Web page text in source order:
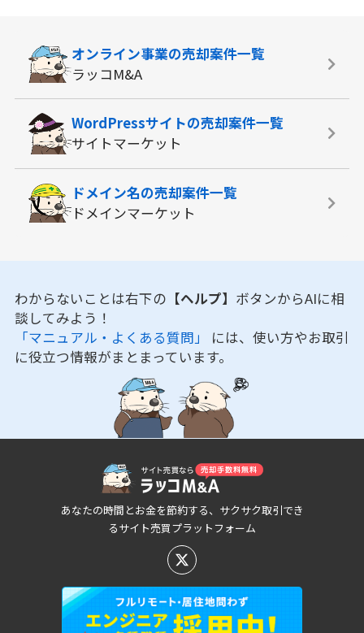
オンライン事業の売却案件一覧
ラッコM&A
WordPressサイトの売却案件一覧
サイトマーケット
ドメイン名の売却案件一覧
ドメインマーケット
わからないことは右下の 【ヘルプ】 ボタンからAIに相
談してみよう！
「マニュアル・よくある質問」 には、使い方やお取引
に役立つ情報がまとまっています。
あなたの時間とお金を節約する、サクサク取引でき
るサイト売買プラットフォーム